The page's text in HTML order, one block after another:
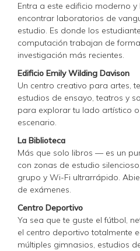
Entra a este edificio moderno
encontrar laboratorios de
estudio. Es donde los
computación trabajan de
investigación más recientes.
Edificio Emily Wilding Davison
Un centro creativo para artes,
estudios de ensayo, teatros y
para explorar tu lado artístico
escenario.
La Biblioteca
Más que solo libros — es un
con zonas de estudio
grupo y Wi-Fi ultrarrápido.
de exámenes.
Centro Deportivo
Ya sea que te guste el fútbol,
el centro deportivo totalmente
múltiples gimnasios, estudios